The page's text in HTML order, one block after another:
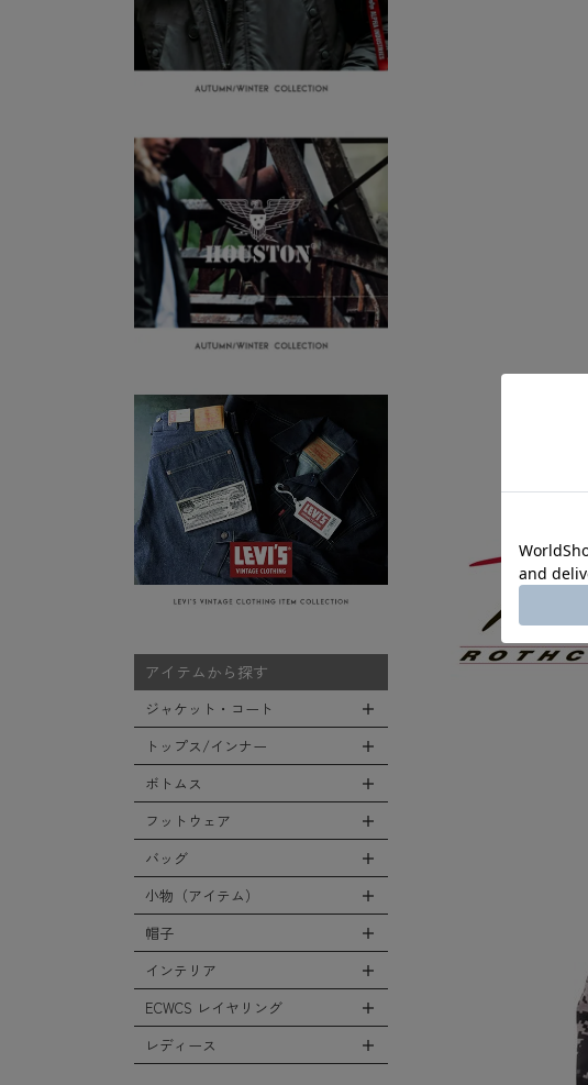
アイテムから探す
ジャケット・コート
全てのジャケット・コート
LEVEL7
フライトジャケット
M-65ジャケット
タンカースジャケット
コート
フリースジャケット
レザーアウター
ジャケットライナー
トップス/インナー
全てのトップス/インナー
Tシャツ
シャツ
スウェット/パーカー
セーター/カーディガン
ベスト
タンクトップ
ボトムス
全てのボトムス
カーゴパンツ
デニムパンツ
チノ，ワークパンツ
ファティーグパンツ
ナイロンパンツ
スウェットパンツ
ショートパンツ
アンダー（下着）
フットウェア
全てのフットウェア
ブーツ
シューズ・スニーカー
サンダル
レインシューズ・ブーツ
ソックス/靴下
バッグ
全てのバッグ
リュックサック
ショルダーバッグ
ヘルメットバッグ
トートバッグ
小物（アイテム）
全ての小物（アイテム）
グローブ（手袋）
防寒物（ネックウォーマーetc）
傘/ポンチョ
ミリタリーウォッチ
帽子
全ての帽子
キャップ
ハット
ニット帽（ビーニー）
インテリア
全てのインテリア
デスク、椅子、家具
ECWCS レイヤリング
全てのECWCS
レディース